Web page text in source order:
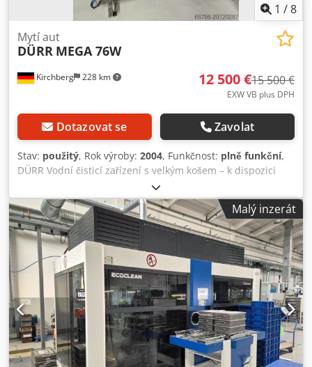
1 /8
Kirchberg 228 km
Mytí aut
DÜRR MEGA 76W
12 500 €15 500 €
EXW VB plus DPH
Dotazovat se Zavolat
Stav: použitý, Rok výroby: 2004, Funkčnost: plně funkční,
DÜRR Vodní čisticí zařízení s velkým košem – k dispozici
jako jedno- i dvoukošová varianta. Zařízení je dodáváno z
místa instalace, včetně velkého množství náhradních dílů.
Cena na vyžádání. Náš servis zařízení a strojů: Vysoká
dostupnost – maximální produktivita! Prostoje znamenají
ztrátu času a peněz – proto zajišťujeme, že vaše stroje a
zařízení běží spolehlivě a s maximálním výkonem. Náš
zkušený tým kvalifikovaných servisních techniků vám nabízí
odborné znalosti, vysoké nasazení a komplexní servis z
jedné ruky. Náš příslib služeb Držíme vaše zařízení v
optimální kondici – od mechaniky přes elektroniku až po
chladicí techniku. Ať už jde o údržbu, opravy nebo
optimalizace: postaráme se, aby vše fungovalo bezchybně.
Djdpfxjx Emy Uo Ah Nock Přehled našich služeb 🔧
Malý inzerát